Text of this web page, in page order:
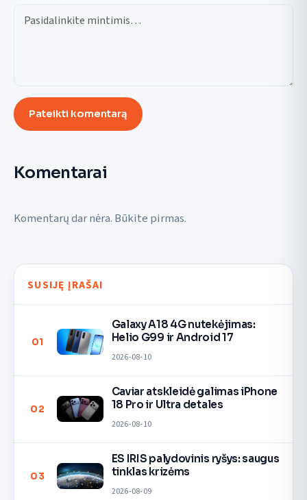
Pateikti komentarą
Komentarai
Komentarų dar nėra. Būkite pirmas.
SUSIJĘ ĮRAŠAI
01
Galaxy A18 4G nutekėjimas:
Helio G99 ir Android 17
2026-08-10
02
Caviar atskleidė galimas iPhone
18 Pro ir Ultra detales
2026-08-10
03
ES IRIS palydovinis ryšys: saugus
tinklas krizėms
2026-08-09